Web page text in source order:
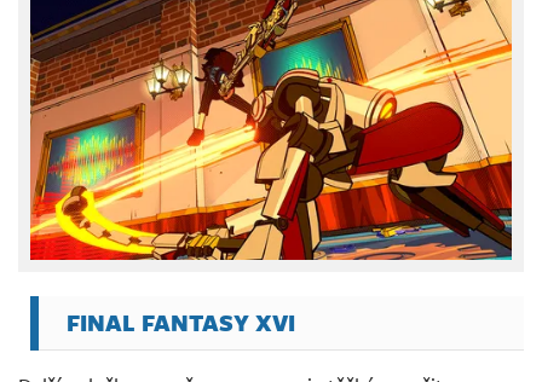
FINAL FANTASY XVI